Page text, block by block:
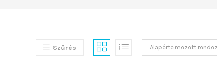
Szűrés Alapértelmezett